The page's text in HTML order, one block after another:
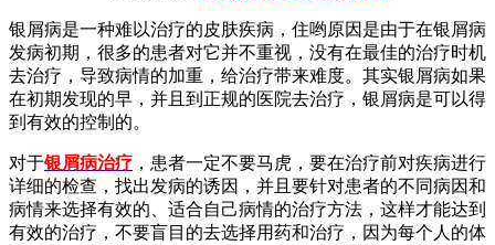
银屑病是一种难以治疗的皮肤疾病，住哟原因是由于在银屑病
发病初期，很多的患者对它并不重视，没有在最佳的治疗时机
去治疗，导致病情的加重，给治疗带来难度。其实银屑病如果
在初期发现的早，并且到正规的医院去治疗，银屑病是可以得
到有效的控制的。
对于银屑病治疗 ，患者一定不要马虎，要在治疗前对疾病进行
详细的检查，找出发病的诱因，并且要针对患者的不同病因和
病情来选择有效的、适合自己病情的治疗方法，这样才能达到
有效的治疗，不要盲目的去选择用药和治疗，因为每个人的体